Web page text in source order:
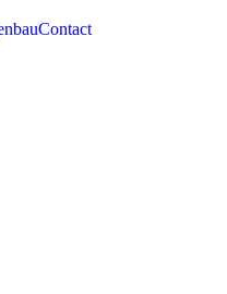
Contact